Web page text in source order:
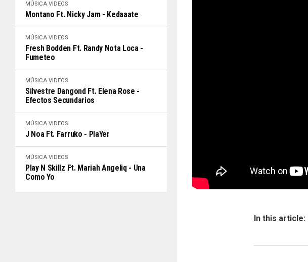
MÚSICA VIDEOS
Montano Ft. Nicky Jam - Kedaaate
MÚSICA VIDEOS
Fresh Bodden Ft. Randy Nota Loca -
Fumeteo
MÚSICA VIDEOS
Silvestre Dangond Ft. Elena Rose -
Efectos Secundarios
MÚSICA VIDEOS
J Noa Ft. Farruko - PlaYer
MÚSICA VIDEOS
Play N Skillz Ft. Mariah Angeliq - Una
Como Yo
In this article: